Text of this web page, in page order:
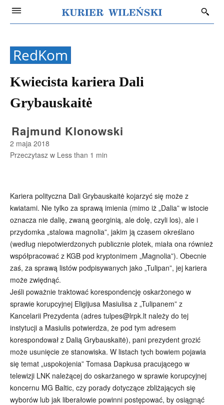
RedKom
Kwiecista kariera Dali
Grybauskaitė
Rajmund Klonowski
2 maja 2018
Przeczytasz w Less than 1 min
Kariera polityczna Dali Grybauskaitė kojarzyć się może z
kwiatami. Nie tylko za sprawą imienia (mimo iż „Dalia” w istocie
oznacza nie dalię, zwaną georginią, ale dolę, czyli los), ale i
przydomka „stalowa magnolia”, jakim ją czasem określano
(według niepotwierdzonych publicznie plotek, miała ona również
współpracować z KGB pod kryptonimem „Magnolia”). Obecnie
zaś, za sprawą listów podpisywanych jako „Tulipan”, jej kariera
może zwiędnąć.
Jeśli poważnie traktować korespondencję oskarżonego w
sprawie korupcyjnej Eligijusa Masiulisa z „Tulipanem” z
Kancelarii Prezydenta (adres tulpes@lrpk.lt należy do tej
instytucji a Masiulis potwierdza, że pod tym adresem
korespondował z Dalią Grybauskaitė), pani prezydent grozić
może usunięcie ze stanowiska. W listach tych bowiem pojawia
się temat „uspokojenia” Tomasa Dapkusa pracującego w
telewizji LNK należącej do oskarżanego w sprawie korupcyjnej
koncernu MG Baltic, czy porady dotyczące zbliżających się
wyborów lub jak liberałowie powinni postępować, by osiągnąć